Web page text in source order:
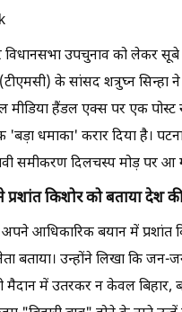
विधानसभा उपचुनाव को लेकर
के सांसद शत्रुघ्न
मीडिया हैंडल एक्स पर एक
'बड़ा धमाका' करार दिया है।
समीकरण दिलचस्प मोड़ पर आ
प्रशांत किशोर को बताया देश
अपने आधिकारिक बयान में
बताया। उन्होंने लिखा कि
मैदान में उतरकर न केवल